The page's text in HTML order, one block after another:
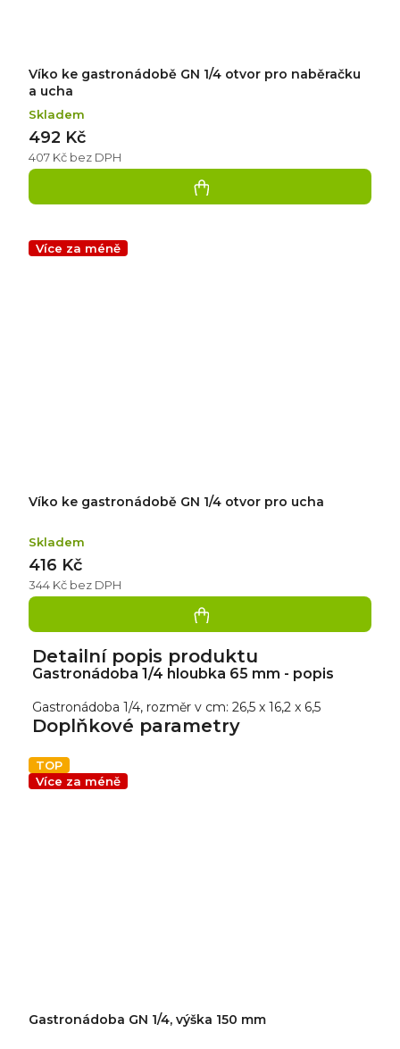
Víko ke gastronádobě GN 1/4 otvor pro naběračku
a ucha
Skladem
407 Kč bez DPH
492 Kč
Více za méně
Víko ke gastronádobě GN 1/4 otvor pro ucha
Skladem
344 Kč bez DPH
416 Kč
Detailní popis produktu
Gastronádoba 1/4 hloubka 65 mm - popis
Gastronádoba 1/4, rozměr v cm: 26,5 x 16,2 x 6,5
Doplňkové parametry
TOP
Více za méně
Gastronádoba GN 1/4, výška 150 mm